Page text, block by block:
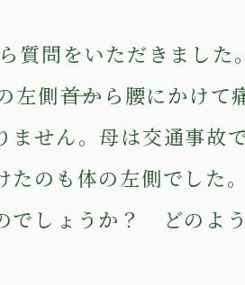
問をいただきました。
左側――首から腰にかけ
ません。母は交通事故
たのも体の左側でした
でしょうか？ どのよ